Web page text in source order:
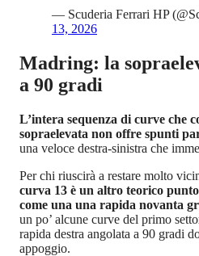
— Scuderia Ferrari HP
13, 2026
Madring: la
a 90 gradi
L’intera sequenza di curve che
sopraelevata non offre spunti
una veloce destra-sinistra che
Per chi riuscirà a restare molto
curva 13 è un altro teorico
come una una rapida novanta
un po’ alcune curve del primo
rapida destra angolata a 90 gradi
appoggio.